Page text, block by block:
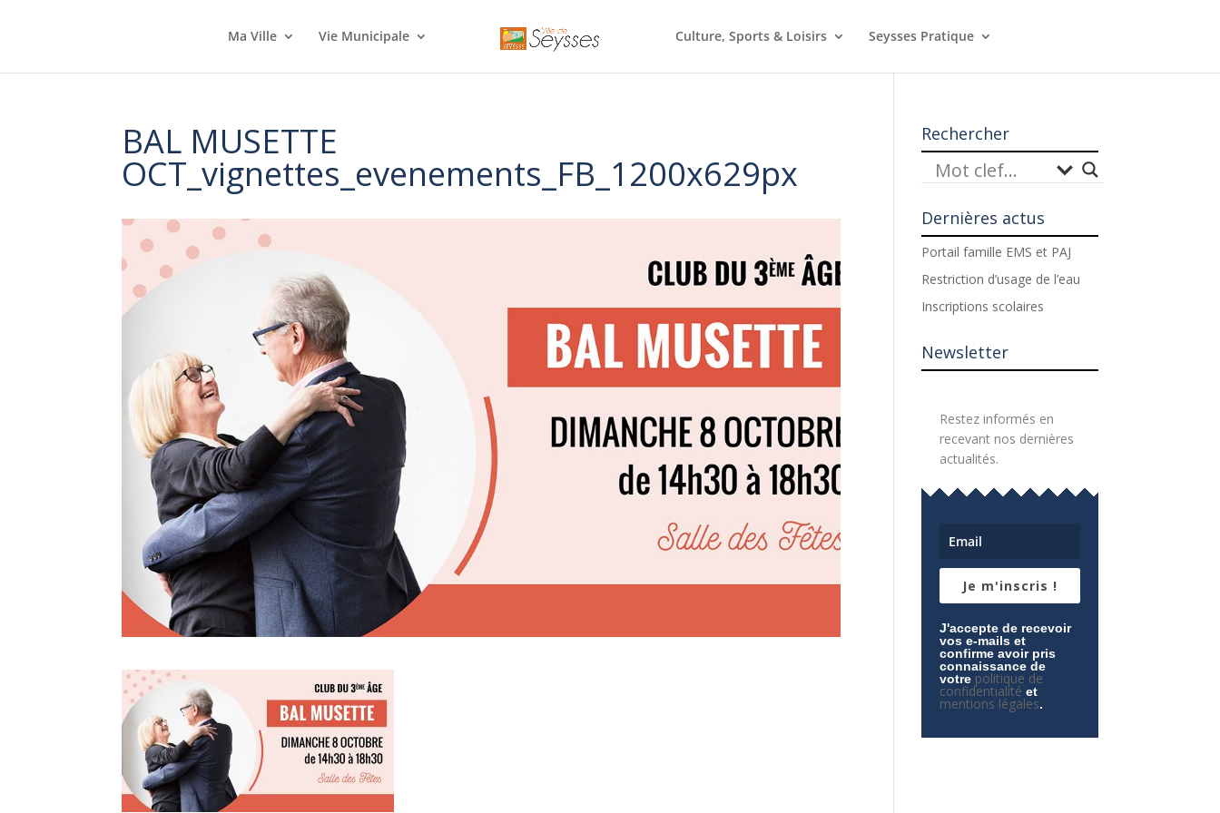
Ma Ville Vie Municipale Culture, Sports & Loisirs Seysses Pratique
BAL MUSETTE
OCT_vignettes_evenements_FB_1200x629px
Rechercher
Dernières actus
Portail famille EMS et PAJ
Restriction d’usage de l’eau
Inscriptions scolaires
Newsletter
Restez informés en
recevant nos dernières
actualités.
Je m'inscris !
J'accepte de recevoir
vos e-mails et
confirme avoir pris
connaissance de
votre politique de
confidentialité et
mentions légales.